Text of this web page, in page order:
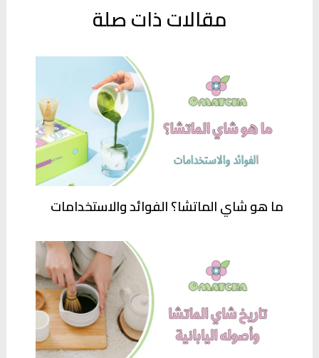
مقالات ذات صلة
ما هو شاي الماتشا؟ الفوائد والاستخدامات